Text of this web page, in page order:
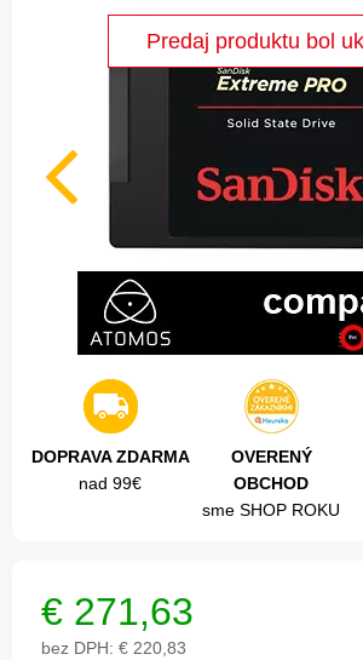
DOPRAVA ZDARMA
nad 99€
OVERENÝ
OBCHOD
sme SHOP ROKU
€ 271,63
bez DPH: € 220,83